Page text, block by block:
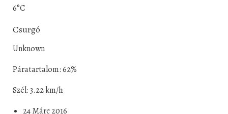
6°C
Csurgó
Unknown
Páratartalom: 62%
Szél: 3.22 km/h
24 Márc 2016